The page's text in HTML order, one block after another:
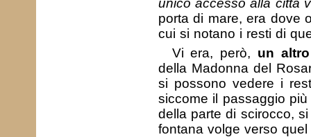
unico accesso alla città
porta di mare, era dove
cui si notano i resti di
Vi era, però, un
della Madonna del
si possono vedere i
siccome il passaggio
della parte di scirocco,
fontana volge verso quel